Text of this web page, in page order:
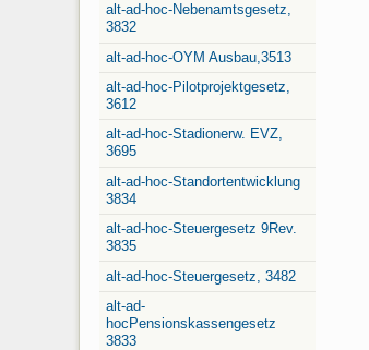
alt-ad-hoc-Nebenamtsgesetz,
3832
alt-ad-hoc-OYM Ausbau,3513
alt-ad-hoc-Pilotprojektgesetz,
3612
alt-ad-hoc-Stadionerw. EVZ,
3695
alt-ad-hoc-Standortentwicklung
3834
alt-ad-hoc-Steuergesetz 9Rev.
3835
alt-ad-hoc-Steuergesetz, 3482
alt-ad-
hocPensionskassengesetz
3833